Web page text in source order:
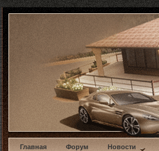
w
Главная Форум Новости